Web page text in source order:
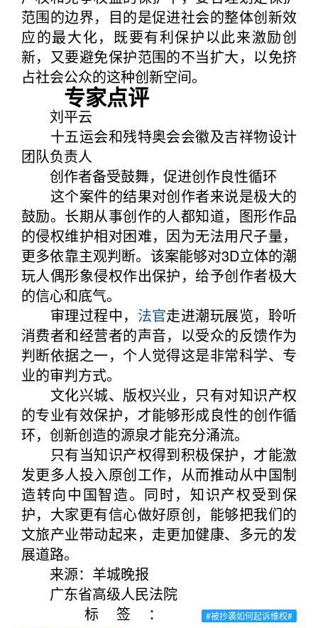
范围的边界，目的是促进社会的整体创新效
应的最大化，既要有利保护以此来激励创
新，又要避免保护范围的不当扩大，以免挤
占社会公众的这种创新空间。
专家点评
刘平云
十五运会和残特奥会会徽及吉祥物设计
团队负责人
创作者备受鼓舞，促进创作良性循环
这个案件的结果对创作者来说是极大的
鼓励。长期从事创作的人都知道，图形作品
的侵权维护相对困难，因为无法用尺子量，
更多依靠主观判断。该案能够对3D立体的潮
玩人偶形象侵权作出保护，给予创作者极大
的信心和底气。
审理过程中， 法官走进潮玩展览，聆听
消费者和经营者的声音，以受众的反馈作为
判断依据之一，个人觉得这是非常科学、专
业的审判方式。
文化兴城、版权兴业，只有对知识产权
的专业有效保护，才能够形成良性的创作循
环，创新创造的源泉才能充分涌流。
只有当知识产权得到积极保护，才能激
发更多人投入原创工作，从而推动从中国制
造转向中国智造。同时，知识产权受到保
护，大家更有信心做好原创，能够把我们的
文旅产业带动起来，走更加健康、多元的发
展道路。
来源：羊城晚报
广东省高级人民法院
标签：
#被抄袭如何起诉维权#